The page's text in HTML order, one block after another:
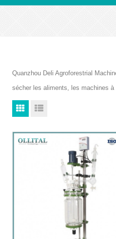
Quanzhou Deli Agroforestrial
sécher les aliments, les machines